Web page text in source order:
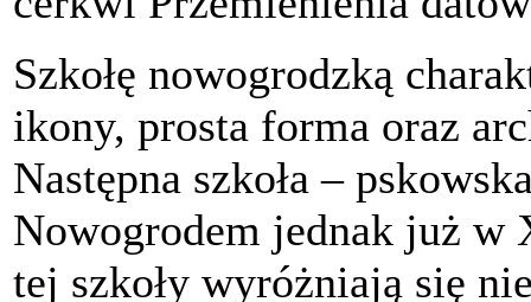
Szkołę nowogrodzką
ikony, prosta forma oraz
Następna szkoła –
Nowogrodem jednak już w
tej szkoły wyróżniają się